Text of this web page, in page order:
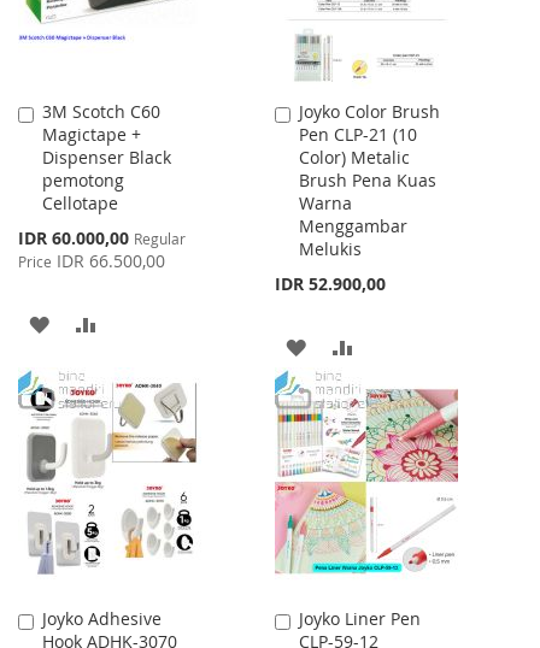
3M Scotch C60
Magictape +
Dispenser Black
pemotong
Cellotape
Special
Price
IDR 60.000,00 Regular
Price IDR 66.500,00
Add
to
Cart
ADD
WISH
LIST
COMPARE
Joyko Color Brush
Pen CLP-21 (10
Color) Metalic
Brush Pena Kuas
Warna
Menggambar
Melukis
IDR 52.900,00
Add
to
Cart
ADD
TO
WISH
LIST
TO
COMPARE
Joyko Adhesive
Hook ADHK-3070
Add
to
Joyko Liner Pen
CLP-59-12
Add
to